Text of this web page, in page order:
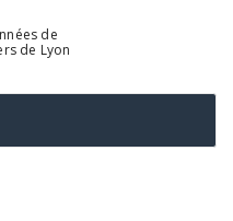
de
de Lyon
navigation